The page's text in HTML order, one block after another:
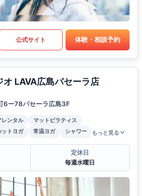
公式サイト 体験・相談予約
LAVA広島パセーラ店
6ー78パセーラ広島3F
レンタル
マットピラティス
ットヨガ 常温ヨガ シャワー もっと見る
定休日
毎週水曜日